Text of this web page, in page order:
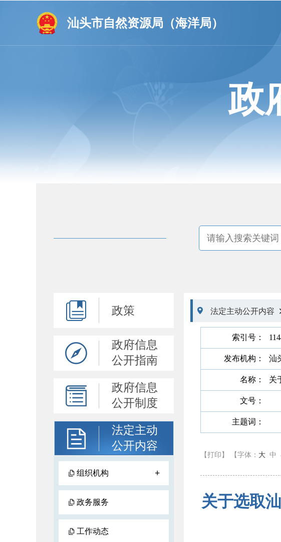
汕头市自然资源局（海洋局）
政
政策
政府信息
公开指南
政府信息
公开制度
法定主动
公开内容
组织机构 +
政务服务
工作动态
 法定主动公开内容
索引号：
发布机构： 汕
名称： 关
文号：
主题词：
【打印】 【字体： 大 中
关于选取